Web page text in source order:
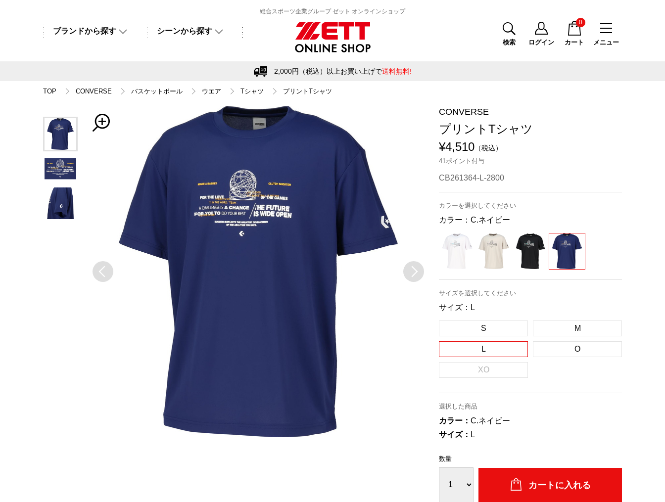
総合スポーツ企業グループ ゼット オンラインショップ
ブランドから探す シーンから探す
メニュー
検索 ログイン カート
0
2,000円（税込）以上お買い上げで送料無料!
TOP CONVERSE バスケットボール ウエア Tシャツ プリントTシャツ
CONVERSE
プリントTシャツ
¥4,510 （税込）
41ポイント付与
CB261364-L-2800
カラーを選択してください
カラー： C.ネイビー
サイズを選択してください
サイズ： L
S M
L O
XO
選択した商品
カラー： C.ネイビー
サイズ： L
数量